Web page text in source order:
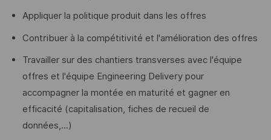
Appliquer la politique produit dans les offres
Contribuer à la compétitivité et l'amélioration des offres
Travailler sur des chantiers transverses avec l'équipe
offres et l'équipe Engineering Delivery pour
accompagner la montée en maturité et gagner en
efficacité (capitalisation, fiches de recueil de
données,...)